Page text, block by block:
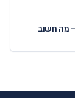
מה חשוב